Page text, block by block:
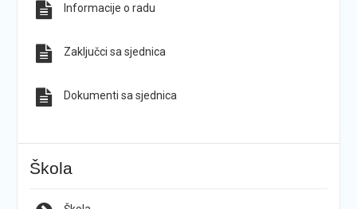
Informacije o radu
Zaključci sa sjednica
Dokumenti sa sjednica
Škola